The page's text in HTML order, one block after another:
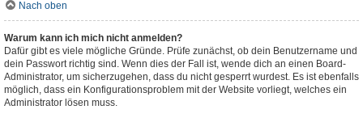
Nach oben
Warum kann ich mich nicht anmelden?
Dafür gibt es viele mögliche Gründe. Prüfe zunächst, ob dein Benutzername und
dein Passwort richtig sind. Wenn dies der Fall ist, wende dich an einen Board-
Administrator, um sicherzugehen, dass du nicht gesperrt wurdest. Es ist ebenfalls
möglich, dass ein Konfigurationsproblem mit der Website vorliegt, welches ein
Administrator lösen muss.